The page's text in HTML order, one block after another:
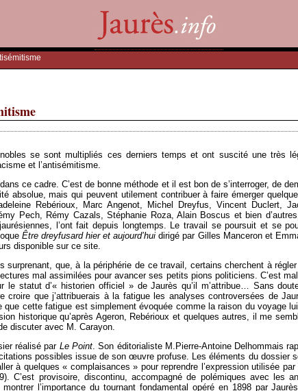
se sont multipliés ces derniers temps et ont suscité une très
et l’antisémitisme.
ce cadre. C’est de bonne méthode et il est bon de s’interroger, de
absolue, mais qui peuvent utilement contribuer à faire émerger
Rebérioux, Marc Angenot, Michel Dreyfus, Vincent Duclert,
Pech, Rémy Cazals, Stéphanie Roza, Alain Boscus et bien
l’ont fait depuis longtemps. Le travail se poursuit et se
Être dreyfusard hier et aujourd’hui dirigé par Gilles Manceron et
disponible sur ce site.
surprenant, que, à la périphérie de ce travail, certains cherchent à
mal assimilées pour avancer ses petits pions politiciens. C’est
le statut d’« historien officiel » de Jaurès qu’il m’attribue… Sans
croire que j’attribuerais à la fatigue les analyses controversées de
cette fatigue est simplement évoquée comme la raison du voyage
historique qu’après Ageron, Rebérioux et quelques autres, il me
discuter avec M. Carayon.
réalisé par Le Point. Son éditorialiste M.Pierre-Antoine Delhommais
possibles issue de son œuvre profuse. Les éléments du dossier
à quelques « complaisances » pour reprendre l’expression utilisée
C’est provisoire, discontinu, accompagné de polémiques avec les
l’importance du tournant fondamental opéré en 1898 par